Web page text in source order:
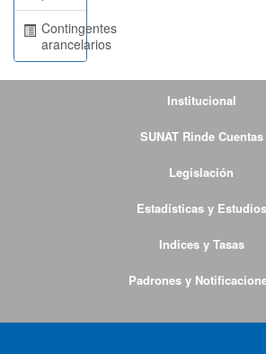
Contingentes
arancelarios
Institucional
SUNAT Rinde Cuentas
Legislación
Estadísticas y Estudios
Indices y Tasas
Padrones y